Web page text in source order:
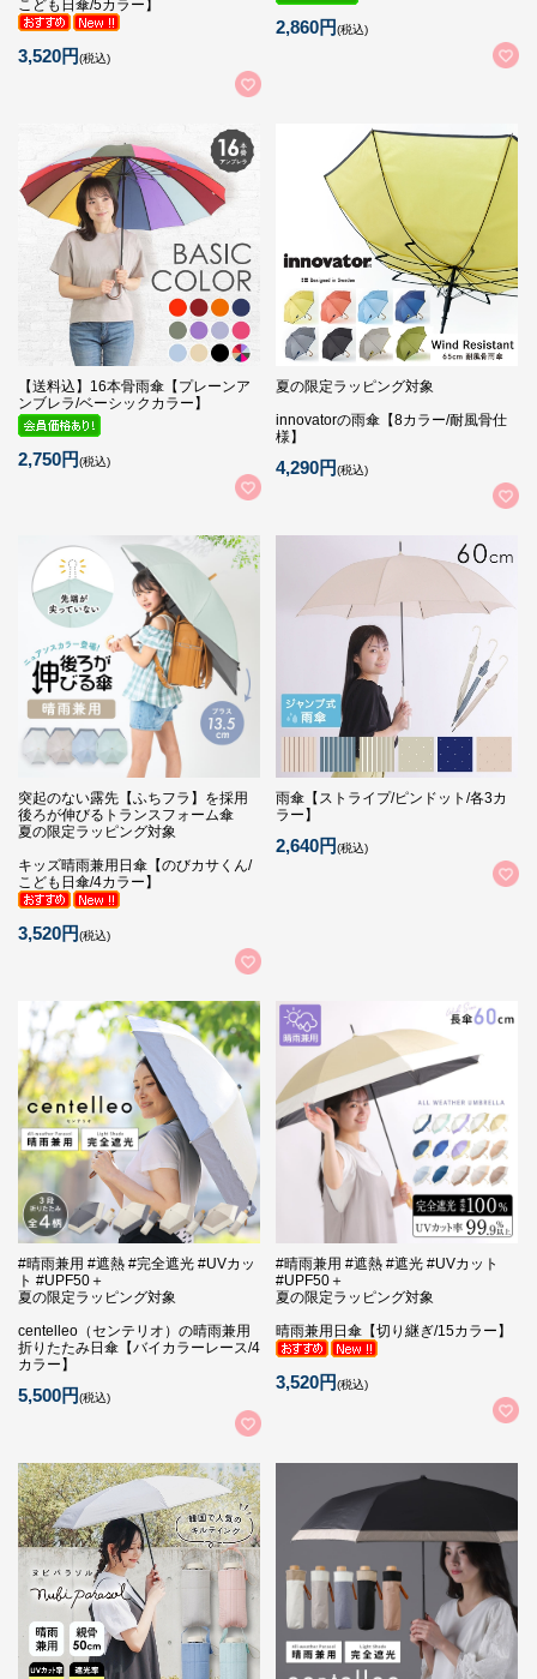
こども日傘/5カラー】
3,520円(税込)
2,860円(税込)
【送料込】16本骨雨傘【プレーンア
ンブレラ/ベーシックカラー】
2,750円(税込)
夏の限定ラッピング対象
innovatorの雨傘【8カラー/耐風骨仕
様】
4,290円(税込)
突起のない露先【ふちフラ】を採用
後ろが伸びるトランスフォーム傘
夏の限定ラッピング対象
キッズ晴雨兼用日傘【のびカサくん/
こども日傘/4カラー】
3,520円(税込)
雨傘【ストライプ/ピンドット/各3カ
ラー】
2,640円(税込)
#晴雨兼用 #遮熱 #完全遮光 #UVカッ
ト #UPF50＋
夏の限定ラッピング対象
centelleo（センテリオ）の晴雨兼用
折りたたみ日傘【バイカラーレース/4
カラー】
5,500円(税込)
#晴雨兼用 #遮熱 #遮光 #UVカット
#UPF50＋
夏の限定ラッピング対象
晴雨兼用日傘【切り継ぎ/15カラー】
3,520円(税込)